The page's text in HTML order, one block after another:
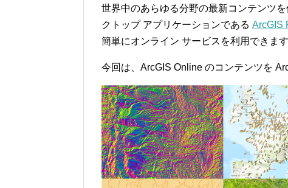
世界中のあらゆる分野の最新コンテンツ
クトップ アプリケーションである ArcGIS
簡単にオンライン サービスを利用できます
今回は、ArcGIS Online のコンテンツを